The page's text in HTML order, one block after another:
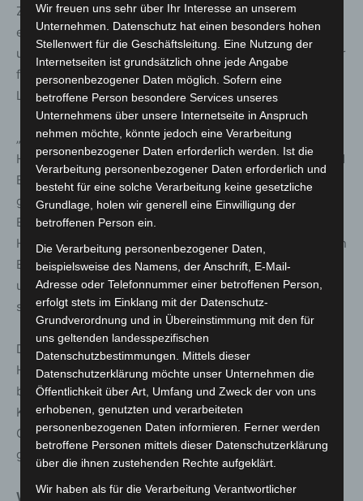
Zutrittsrechte für Menschen mit Assistenzhunden haben
eine gesetzliche Grundlage und diese gilt es
umzusetzen“, betonte Andreas Mangelsdorf, Beauftragter
für Menschen mit Behinderungen bei der
Landeshauptstadt Hannover.
„Wir freuen uns sehr, dass die Landeshauptstadt
Hannover diesen wichtigen Schritt zu mehr Inklusion und
Barrierefreiheit für Assistenzhundteams mit uns
gemeinsam geht. Wir hoffen, dass nun auch
Einrichtungen des Einzelhandels, von Gastronomie und
Hotellerie, aus dem Kulturbetrieb und dem medizinischen
Bereich dem guten Beispiel der Stadtverwaltung folgen
und sich ebenfalls assistenzhundfreundlich erklären“,
sagte Dr. Hannah Reuter vom Verein Pfotenpiloten e.V.
Der erste Aufkleber „Assistenzhund willkommen“ ist am
Haupteingang des Neuen Rathauses angebracht und
bildet den Auftakt zur Assistenzhundfreundlichen
Kommune. Schrittweise werden alle städtischen
Gebäude außen und innen mit Aufklebern
gekennzeichnet.
Wissenswert
Wir freuen uns sehr über Ihr Interesse an unserem
Unternehmen. Datenschutz hat einen besonders hohen
Stellenwert für die Geschäftsleitung. Eine Nutzung der
Internetseiten ist grundsätzlich ohne jede Angabe
personenbezogener Daten möglich. Sofern eine
betroffene Person besondere Services unseres
Unternehmens über unsere Internetseite in Anspruch
nehmen möchte, könnte jedoch eine Verarbeitung
personenbezogener Daten erforderlich werden. Ist die
Verarbeitung personenbezogener Daten erforderlich und
besteht für eine solche Verarbeitung keine gesetzliche
Grundlage, holen wir generell eine Einwilligung der
betroffenen Person ein.
Die Verarbeitung personenbezogener Daten,
beispielsweise des Namens, der Anschrift, E-Mail-
Adresse oder Telefonnummer einer betroffenen Person,
erfolgt stets im Einklang mit der Datenschutz-
Grundverordnung und in Übereinstimmung mit den für
uns geltenden landesspezifischen
Datenschutzbestimmungen. Mittels dieser
Datenschutzerklärung möchte unser Unternehmen die
Öffentlichkeit über Art, Umfang und Zweck der von uns
erhobenen, genutzten und verarbeiteten
personenbezogenen Daten informieren. Ferner werden
betroffene Personen mittels dieser Datenschutzerklärung
über die ihnen zustehenden Rechte aufgeklärt.
Wir haben als für die Verarbeitung Verantwortlicher